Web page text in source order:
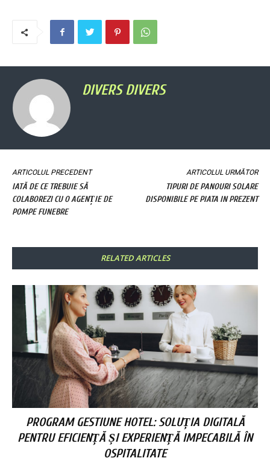
DIVERS DIVERS
ARTICOLUL PRECEDENT
IATĂ DE CE TREBUIE SĂ
COLABOREZI CU O AGENȚIE DE
POMPE FUNEBRE
ARTICOLUL URMĂTOR
TIPURI DE PANOURI SOLARE
DISPONIBILE PE PIATA IN PREZENT
RELATED ARTICLES
PROGRAM GESTIUNE HOTEL: SOLUȚIA DIGITALĂ
PENTRU EFICIENȚĂ ȘI EXPERIENȚĂ IMPECABILĂ ÎN
OSPITALITATE